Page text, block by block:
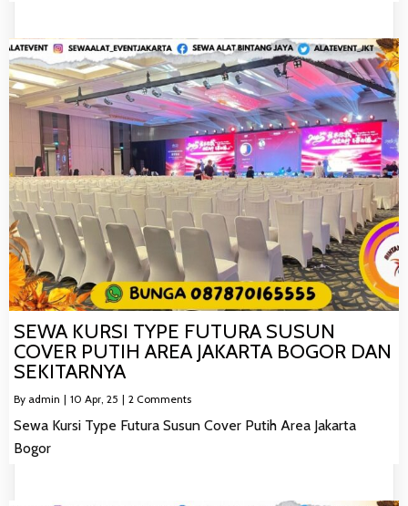
SEWA KURSI TYPE FUTURA SUSUN
COVER PUTIH AREA JAKARTA BOGOR DAN
SEKITARNYA
By admin | 10 Apr, 25 | 2 Comments
Sewa Kursi Type Futura Susun Cover Putih Area Jakarta
Bogor